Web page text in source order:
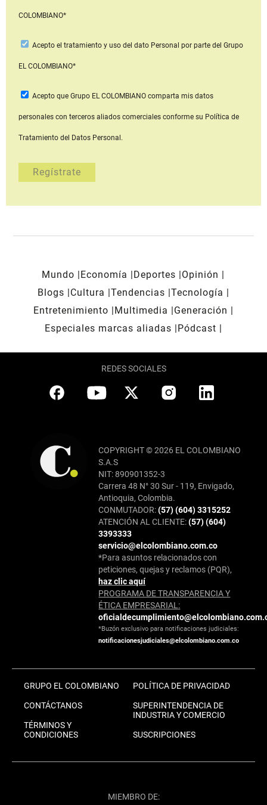
COLOMBIANO*
Acepto el tratamiento y uso del dato Personal por parte del Grupo
EL COLOMBIANO*
Acepto que Grupo EL COLOMBIANOcomparta mis datos
personales con terceros aliados comerciales conforme su Política de
Tratamiento del Datos Personal.
Mundo Economía Deportes
Opinión
Blogs
Cultura Tendencias Tecnología
Entretenimiento
Multimedia
Generación
Especiales marcas aliadas
Pódcast
REDES SOCIALES
COPYRIGHT © 2026 EL COLOMBIANO
S.A.S
NIT: 890901352-3
Carrera 48 N° 30 Sur - 119, Envigado,
Antioquia, Colombia.
CONMUTADOR:(57) (604) 3315252
ATENCIÓN AL CLIENTE:(57) (604)
3393333
servicio@elcolombiano.com.co
*Para asuntos relacionados con
peticiones, quejas y reclamos (PQR),
haz clic aquí
PROGRAMA DE TRANSPARENCIA Y
ÉTICA EMPRESARIAL:
*Buzón exclusivo para notificaciones judiciales:
notificacionesjudiciales@elcolombiano.com.co
GRUPO EL COLOMBIANO
CONTÁCTANOS
TÉRMINOS Y
CONDICIONES
POLÍTICA DE PRIVACIDAD
SUPERINTENDENCIA DE
INDUSTRIA Y COMERCIO
SUSCRIPCIONES
MIEMBRO DE: